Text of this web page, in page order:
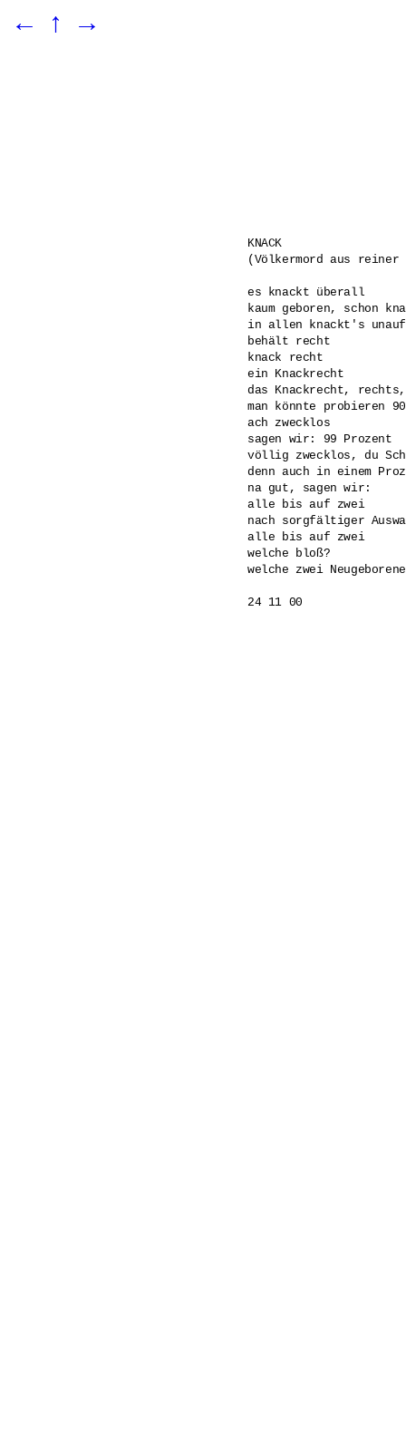
← ↑ →
KNACK
(Völkermord aus reiner
es knackt überall
kaum geboren, schon
in allen knackt's
behält recht
knack recht
ein Knackrecht
das Knackrecht,
man könnte probieren
ach zwecklos
sagen wir: 99 Prozent
völlig zwecklos, du
denn auch in einem
na gut, sagen wir:
alle bis auf zwei
nach sorgfältiger
alle bis auf zwei
welche bloß?
welche zwei